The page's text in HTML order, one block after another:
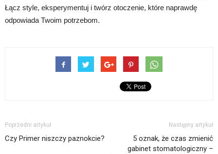
Łącz style, eksperymentuj i twórz otoczenie, które naprawdę
odpowiada Twoim potrzebom.
Poprzedni artykuł
Czy Primer niszczy paznokcie?
Następny artykuł
5 oznak, że czas zmienić
gabinet stomatologiczny –